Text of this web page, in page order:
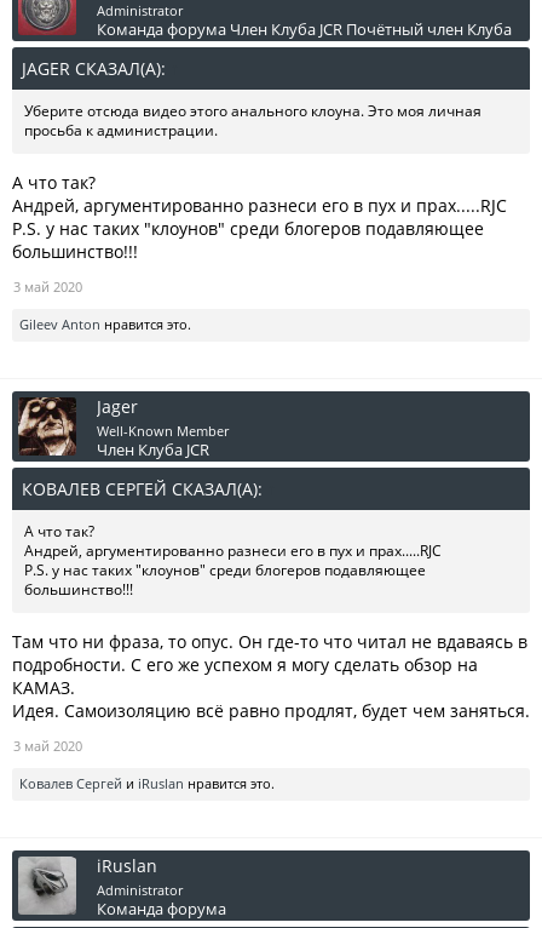
Administrator
Команда форума Член Клуба JCR Почётный член Клуба
JAGER СКАЗАЛ(А):
Уберите отсюда видео этого анального клоуна. Это моя личная
просьба к администрации.
А что так?
Андрей, аргументированно разнеси его в пух и прах.....RJC
P.S. у нас таких "клоунов" среди блогеров подавляющее
большинство!!!
3 май 2020
Gileev Anton нравится это.
Jager
Well-Known Member
Член Клуба JCR
КОВАЛЕВ СЕРГЕЙ СКАЗАЛ(А):
А что так?
Андрей, аргументированно разнеси его в пух и прах.....RJC
P.S. у нас таких "клоунов" среди блогеров подавляющее
большинство!!!
Там что ни фраза, то опус. Он где-то что читал не вдаваясь в
подробности. С его же успехом я могу сделать обзор на
КАМАЗ.
Идея. Самоизоляцию всё равно продлят, будет чем заняться.
3 май 2020
Ковалев Сергей и iRuslan нравится это.
iRuslan
Administrator
Команда форума